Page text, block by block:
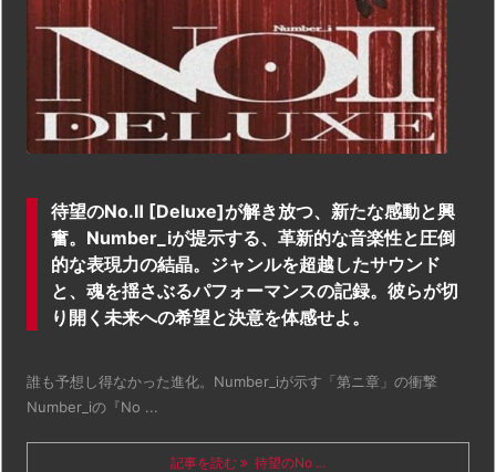
待望のNo.Ⅱ [Deluxe]が解き放つ、新たな感動と興
奮。Number_iが提示する、革新的な音楽性と圧倒
的な表現力の結晶。ジャンルを超越したサウンド
と、魂を揺さぶるパフォーマンスの記録。彼らが切
り開く未来への希望と決意を体感せよ。
誰も予想し得なかった進化。Number_iが示す「第ニ章」の衝撃
Number_iの『No ...
記事を読む 待望のNo ...